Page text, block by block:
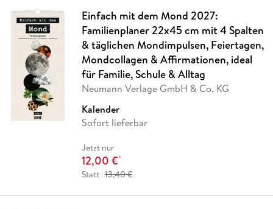
Einfach mit dem Mond 2027:
Familienplaner 22x45 cm mit 4 Spalten
& täglichen Mondimpulsen, Feiertagen,
Mondcollagen & Affirmationen, ideal
für Familie, Schule & Alltag
Neumann Verlage GmbH & Co. KG
Kalender
Sofort lieferbar
Jetzt nur
12,00 €*
Statt 13,40 €